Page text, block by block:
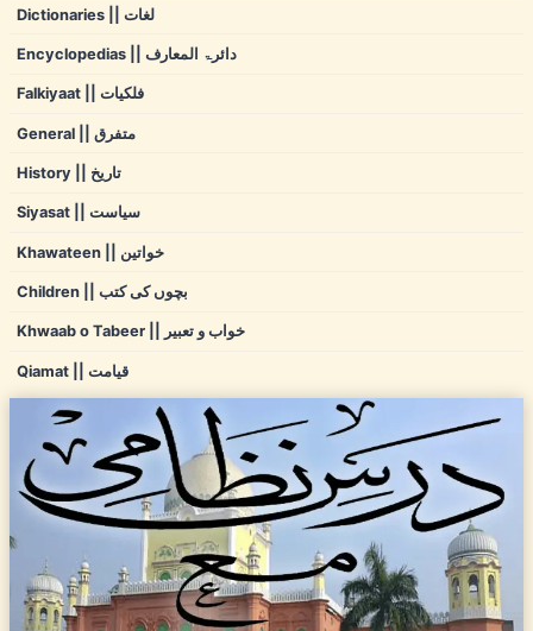
Dictionaries || لغات
Encyclopedias || دائرۃ المعارف
Falkiyaat || فلکیات
General || متفرق
History || تاریخ
Siyasat || سیاست
Khawateen || خواتین
Children || بچوں کی کتب
Khwaab o Tabeer || خواب و تعبیر
Qiamat || قیامت